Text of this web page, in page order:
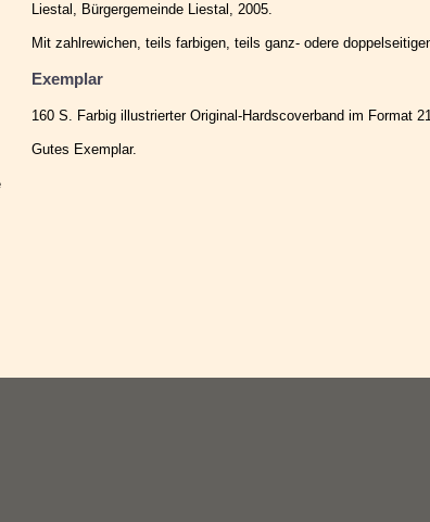
Liestal, Bürgergemeinde Liestal, 2005.
Mit zahlrewichen, teils farbigen, teils ganz- odere
Exemplar
160 S. Farbig illustrierter Original-Hardscoverband im Format
Gutes Exemplar.